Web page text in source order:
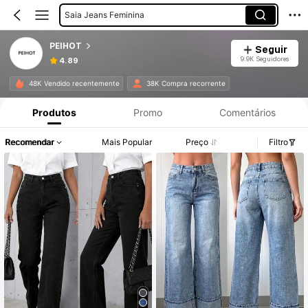
Saia Jeans Feminina
PEIHOT
4.89
Seguir
9.9K Seguidores
48K Vendido recentemente 38K Compra recorrente
Produtos Promo Comentários
Recomendar Mais Popular Preço Filtro